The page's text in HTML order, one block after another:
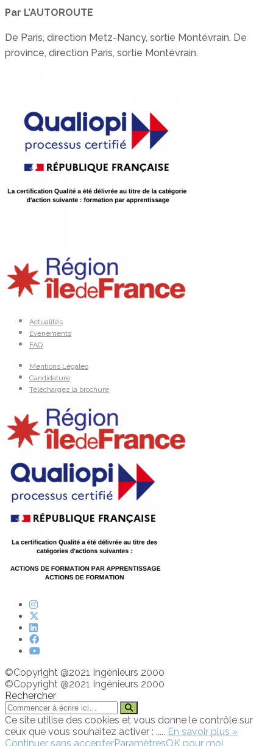
Par L’AUTOROUTE
De Paris, direction Metz-Nancy, sortie Montévrain. De
province, direction Paris, sortie Montévrain.
Actualités
Événements
FAQ
Mentions Légales
Candidature
Téléchargez la brochure
©Copyright @2021 Ingénieurs 2000
©Copyright @2021 Ingénieurs 2000
Rechercher
Ce site utilise des cookies et vous donne le contrôle sur
ceux que vous souhaitez activer : ..... En savoir plus »
Continuer sans accepterParamètresOK pour moi